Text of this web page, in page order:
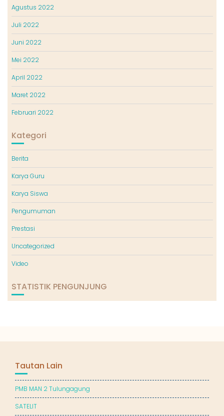
Agustus 2022
Juli 2022
Juni 2022
Mei 2022
April 2022
Maret 2022
Februari 2022
Kategori
Berita
Karya Guru
Karya Siswa
Pengumuman
Prestasi
Uncategorized
Video
STATISTIK PENGUNJUNG
Tautan Lain
PMB MAN 2 Tulungagung
SATELIT